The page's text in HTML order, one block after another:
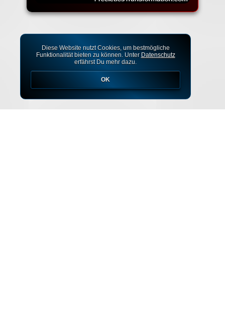
Diese Website nutzt Cookies, um bestmögliche
Funktionalität bieten zu können. Unter Datenschutz
erfährst Du mehr dazu.
OK